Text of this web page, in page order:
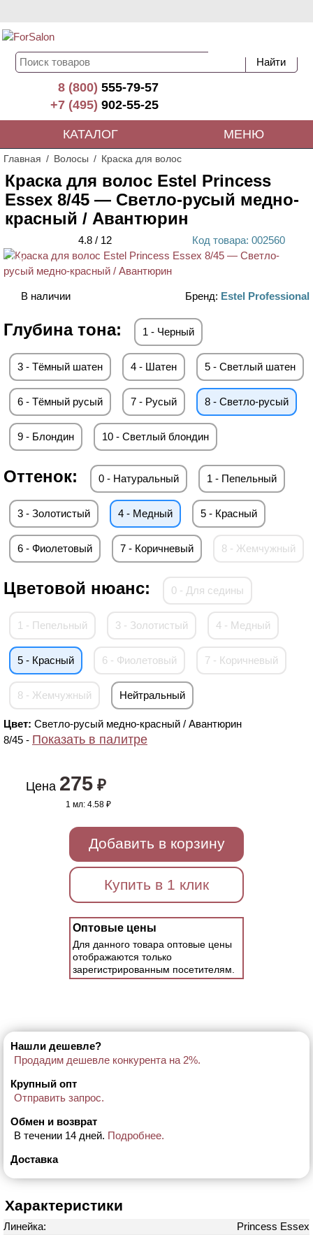
8 (800)555-79-57
+7 (495)902-55-25
КАТАЛОГ МЕНЮ
Главная Волосы Краска для волос
Краска для волос Estel Princess
Essex 8/45 — Светло-русый медно-
красный / Авантюрин
4.8 / 12 Код товара: 002560
ХИТ
В наличии Бренд: Estel Professional
Глубина тона: 1 - Черный
3 - Тёмный шатен 4 - Шатен 5 - Светлый шатен
6 - Тёмный русый 7 - Русый 8 - Светло-русый
9 - Блондин 10 - Светлый блондин
Оттенок: 0 - Натуральный 1 - Пепельный
3 - Золотистый 4 - Медный 5 - Красный
6 - Фиолетовый 7 - Коричневый 8 - Жемчужный
Цветовой нюанс: 0 - Для седины
1 - Пепельный 3 - Золотистый 4 - Медный
5 - Красный 6 - Фиолетовый 7 - Коричневый
8 - Жемчужный Нейтральный
Цвет: Светло-русый медно-красный / Авантюрин
8/45 - Показать в палитре
Цена 275₽
1 мл:4.58 ₽
Добавить в корзину
Купить в 1 клик
Оптовые цены
Для данного товара оптовые цены
отображаются только
зарегистрированным посетителям.
Нашли дешевле?
Продадим дешевле конкурента на 2%.
Крупный опт
Отправить запрос.
Обмен и возврат
В течении 14 дней. Подробнее.
Доставка
Характеристики
Линейка:
Princess Essex